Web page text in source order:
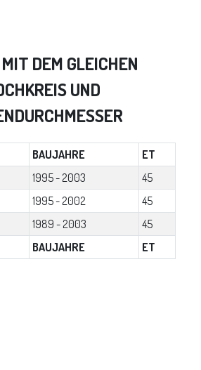
DEM GLEICHEN
UND
BAUJAHRE
ET
1995 - 2003
45
1995 - 2002
45
1989 - 2003
45
BAUJAHRE ET